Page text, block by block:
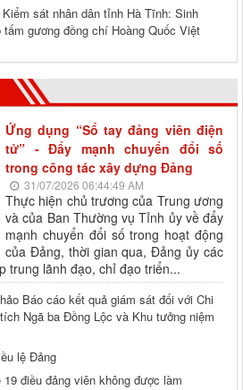
sát nhân dân tỉnh Hà Tĩnh: Sinh
gương đồng chí Hoàng Quốc Việt
Ứng dụng “Sổ tay đảng viên điện
tử” - Đẩy mạnh chuyển đổi số
trong công tác xây dựng Đảng
31/07/2026 06:44:49 AM
Thực hiện chủ trương của Trung ương
và của Ban Thường vụ Tỉnh ủy về đẩy
mạnh chuyển đổi số trong hoạt động
của Đảng, thời gian qua, Đảng ủy các
trung lãnh đạo, chỉ đạo triển...
Báo cáo kết quả giám sát đối với Chi
Ngã ba Đồng Lộc và Khu tưởng niệm
lệ Đảng
điều đảng viên không được làm